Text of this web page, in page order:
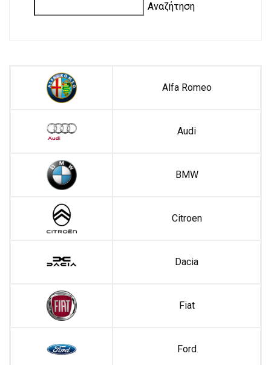
Αναζήτηση
Alfa Romeo
Audi
BMW
Citroen
Dacia
Fiat
Ford